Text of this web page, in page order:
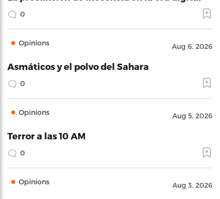
0
Opinions Aug 6, 2026
Asmáticos y el polvo del Sahara
0
Opinions Aug 5, 2026
Terror a las 10 AM
0
Opinions Aug 3, 2026